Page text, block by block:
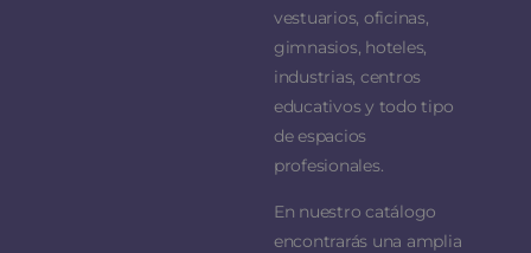
vestuarios, oficinas,
gimnasios, hoteles,
industrias, centros
educativos y todo tipo
de espacios
profesionales.
En nuestro catálogo
encontrarás una amplia